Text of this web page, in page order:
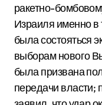
ракетно-
Израиля именно в
была состояться
выборам нового
была призвана
передачи